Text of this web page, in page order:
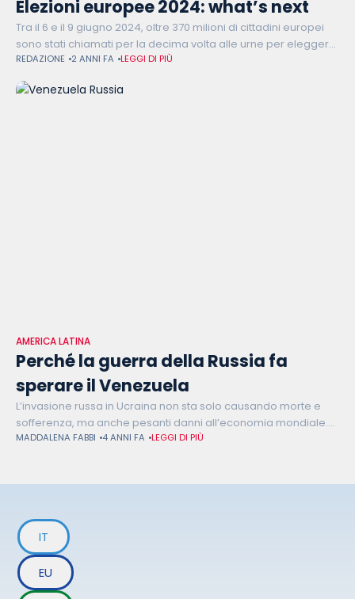
Elezioni europee 2024: what’s next
Tra il 6 e il 9 giugno 2024, oltre 370 milioni di cittadini europei
sono stati chiamati per la decima volta alle urne per eleggere
il Parlamento europeo - l’unica
REDAZIONE 2 ANNI FA LEGGI DI PIÙ
AMERICA LATINA
Perché la guerra della Russia fa
sperare il Venezuela
L’invasione russa in Ucraina non sta solo causando morte e
sofferenza, ma anche pesanti danni all’economia mondiale.
La Russia è, infatti, uno dei principali esportatori di gas naturale
MADDALENA FABBI 4 ANNI FA LEGGI DI PIÙ
IT
EU